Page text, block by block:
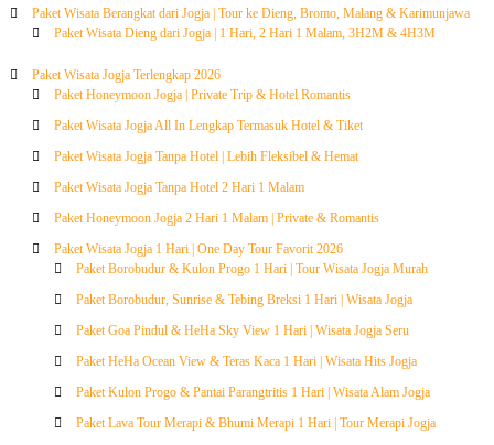
Paket Wisata Berangkat dari Jogja | Tour ke Dieng, Bromo, Malang & Karimunjawa
Paket Wisata Dieng dari Jogja | 1 Hari, 2 Hari 1 Malam, 3H2M & 4H3M
Paket Wisata Jogja Terlengkap 2026
Paket Honeymoon Jogja | Private Trip & Hotel Romantis
Paket Wisata Jogja All In Lengkap Termasuk Hotel & Tiket
Paket Wisata Jogja Tanpa Hotel | Lebih Fleksibel & Hemat
Paket Wisata Jogja Tanpa Hotel 2 Hari 1 Malam
Paket Honeymoon Jogja 2 Hari 1 Malam | Private & Romantis
Paket Wisata Jogja 1 Hari | One Day Tour Favorit 2026
Paket Borobudur & Kulon Progo 1 Hari | Tour Wisata Jogja Murah
Paket Borobudur, Sunrise & Tebing Breksi 1 Hari | Wisata Jogja
Paket Goa Pindul & HeHa Sky View 1 Hari | Wisata Jogja Seru
Paket HeHa Ocean View & Teras Kaca 1 Hari | Wisata Hits Jogja
Paket Kulon Progo & Pantai Parangtritis 1 Hari | Wisata Alam Jogja
Paket Lava Tour Merapi & Bhumi Merapi 1 Hari | Tour Merapi Jogja